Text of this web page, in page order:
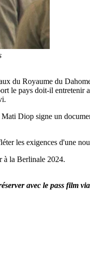
du Royaume du
le pays doit-il entretenir
Diop signe un
les exigences d'une
à la Berlinale 2024.
avec le pass film